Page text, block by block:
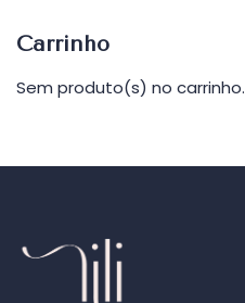
Carrinho
Sem produto(s) no carrinho.